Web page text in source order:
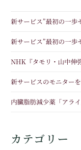
新サービス”最初の一歩
新サービス”最初の一歩
NHK『タモリ・山中伸
新サービスのモニター
内臓脂肪減少薬「アラ
カテゴリー